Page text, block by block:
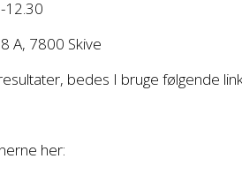
12.30
A, 7800 Skive
bedes I bruge følgende
her: